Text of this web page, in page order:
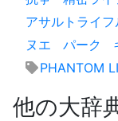
アサルトライフ
ヌエ
パーク
PHANTOM
他の大辞